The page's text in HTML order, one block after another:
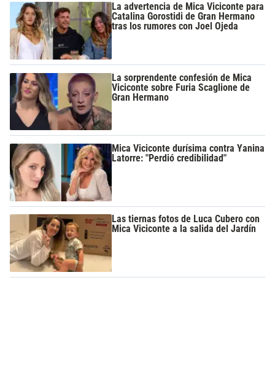
La advertencia de Mica Viciconte para
Catalina Gorostidi de Gran Hermano
tras los rumores con Joel Ojeda
La sorprendente confesión de Mica
Viciconte sobre Furia Scaglione de
Gran Hermano
Mica Viciconte durísima contra Yanina
Latorre: "Perdió credibilidad"
Las tiernas fotos de Luca Cubero con
Mica Viciconte a la salida del Jardín